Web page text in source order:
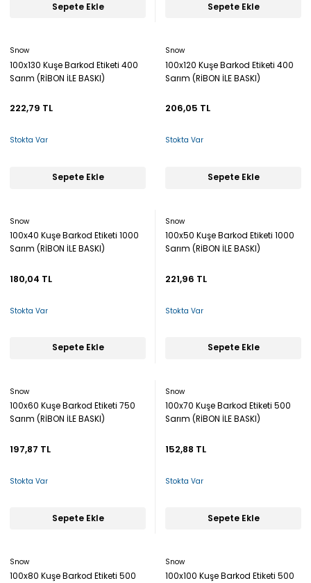
Sepete Ekle Sepete Ekle
Snow
100x130 Kuşe Barkod Etiketi 400
Sarım (RİBON İLE BASKI)
222,79 TL
Stokta Var
Sepete Ekle
Snow
100x120 Kuşe Barkod Etiketi 400
Sarım (RİBON İLE BASKI)
206,05 TL
Stokta Var
Sepete Ekle
Snow
100x40 Kuşe Barkod Etiketi 1000
Sarım (RİBON İLE BASKI)
180,04 TL
Stokta Var
Sepete Ekle
Snow
100x50 Kuşe Barkod Etiketi 1000
Sarım (RİBON İLE BASKI)
221,96 TL
Stokta Var
Sepete Ekle
Snow
100x60 Kuşe Barkod Etiketi 750
Sarım (RİBON İLE BASKI)
197,87 TL
Stokta Var
Sepete Ekle
Snow
100x70 Kuşe Barkod Etiketi 500
Sarım (RİBON İLE BASKI)
152,88 TL
Stokta Var
Sepete Ekle
Snow
100x80 Kuşe Barkod Etiketi 500
Snow
100x100 Kuşe Barkod Etiketi 500